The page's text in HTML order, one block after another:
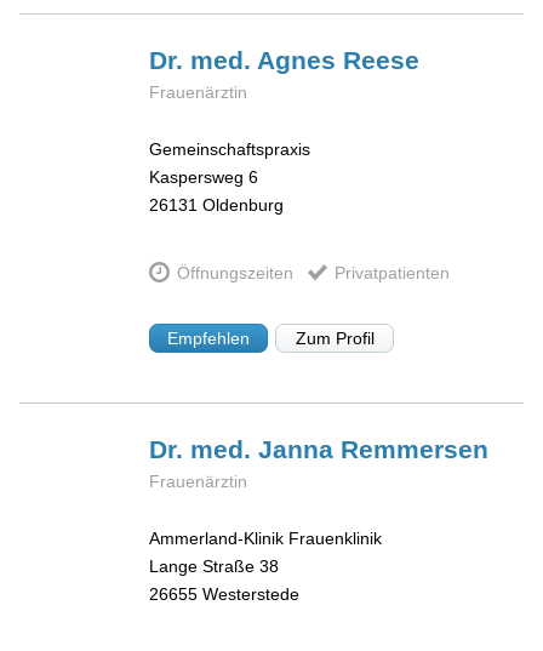
Dr. med. Agnes Reese
Frauenärztin
Gemeinschaftspraxis
Kaspersweg 6
26131 Oldenburg
Öffnungszeiten Privatpatienten
Empfehlen Zum Profil
Dr. med. Janna Remmersen
Frauenärztin
Ammerland-Klinik Frauenklinik
Lange Straße 38
26655 Westerstede